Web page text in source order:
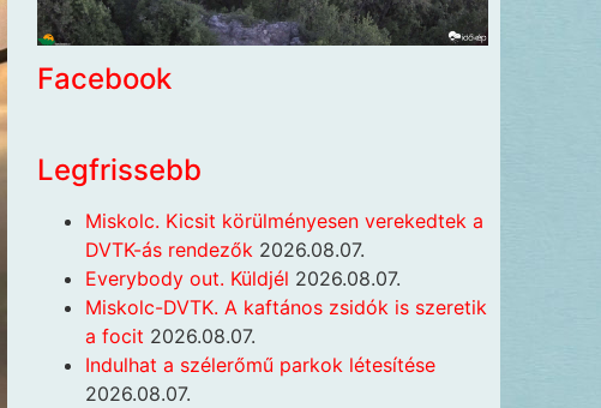
Facebook
Legfrissebb
Miskolc. Kicsit körülményesen verekedtek a
DVTK-ás rendezők 2026.08.07.
Everybody out. Küldjél 2026.08.07.
Miskolc-DVTK. A kaftános zsidók is szeretik
a focit 2026.08.07.
Indulhat a szélerőmű parkok létesítése
2026.08.07.